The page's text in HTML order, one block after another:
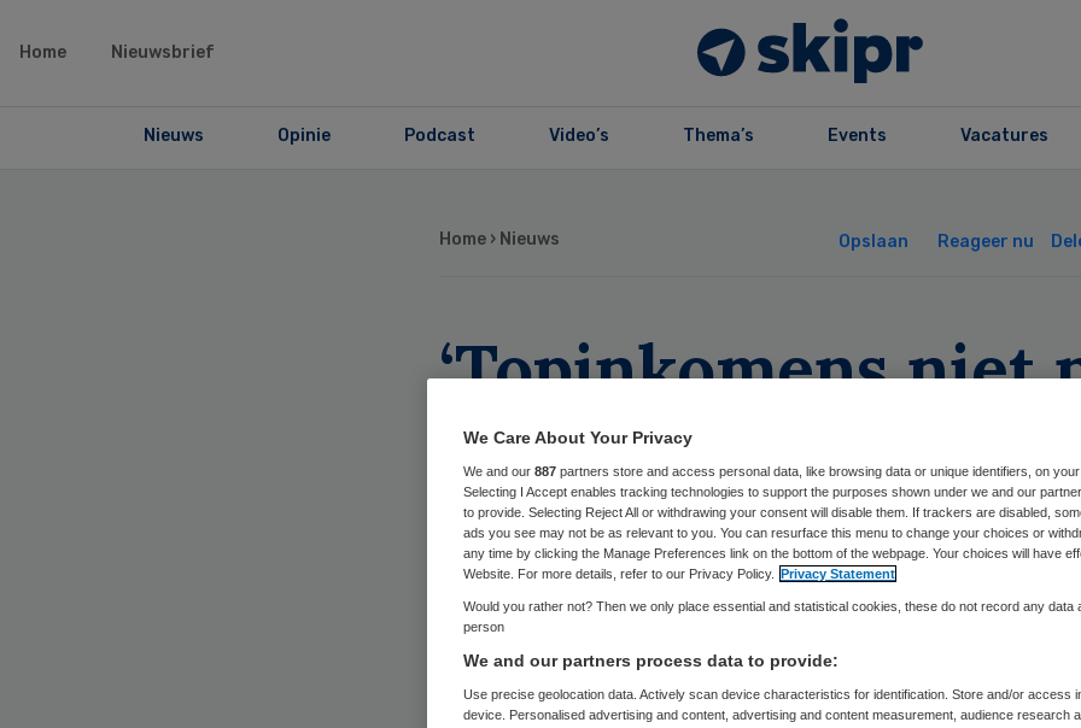
Home Nieuwsbrief
Nieuws Opinie Podcast Video’s Thema’s Events Vacatures
Home › Nieuws Opslaan Reageer nu
‘Topinkomens niet
al weer verlagen’
Skipr Redactie 8 oktober 2014,19:33 35 keer gelezen
Het kabinet moet voorlopig niet opnieuw sleutelen aan de
van topfunctionarissen in de semi-publieke sector. De Wet
We Care About Your Privacy
We and our 887 partners store and access personal data, like browsing data or unique identifiers, on your
Selecting I Accept enables tracking technologies to support the purposes shown under we and our
to provide. Selecting Reject All or withdrawing your consent will disable them. If trackers are disabled,
ads you see may not be as relevant to you. You can resurface this menu to change your choices or
any time by clicking the Manage Preferences link on the bottom of the webpage. Your choices will have
Website. For more details, refer to our Privacy Policy. Privacy Statement
Would you rather not? Then we only place essential and statistical cookies, these do not record any data
person
We and our partners process data to provide:
Use precise geolocation data. Actively scan device characteristics for identification. Store and/or access
device. Personalised advertising and content, advertising and content measurement, audience research